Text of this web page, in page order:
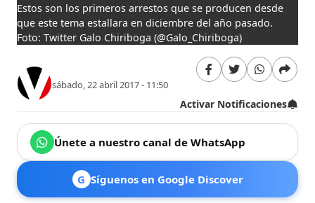
Estos son los primeros arrestos que se producen desde
que este tema estallara en diciembre del año pasado.
Foto: Twitter Galo Chiriboga‏ (@Galo_Chiriboga)
sábado, 22 abril 2017 - 11:50
Activar Notificaciones
Únete a nuestro canal de WhatsApp
G Síguenos en Google Discover